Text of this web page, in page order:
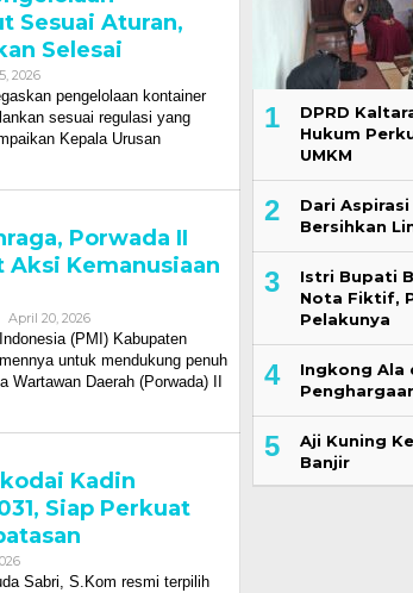
Sesuai Aturan,
Selesai
2026Oleh
Redaksi
pengelolaan kontainer
sesuai regulasi yang
Kepala Urusan
Porwada II
Aksi Kemanusiaan
April 20, 2026Oleh
Redaksi
(PMI) Kabupaten
untuk mendukung penuh
Daerah (Porwada) II
Kadin
Siap Perkuat
Oleh
Redaksi
Sabri, S.Kom resmi terpilih
1
DPRD
Hukum
UMKM
2
Dari
Bersihkan
3
Istri Bupati
Nota Fiktif,
Pelakunya
4
Ingkong Ala
5
Aji Kuning
Banjir